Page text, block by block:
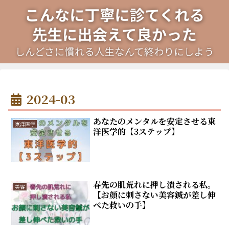
2024-03
東洋医学
あなたのメンタルを安定させる東
洋医学的【3ステップ】
美容
春先の肌荒れに押し潰される私。
【お顔に刺さない美容鍼が差し伸
べた救いの手】